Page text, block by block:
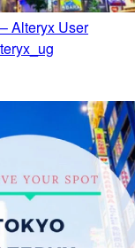
Alteryx User